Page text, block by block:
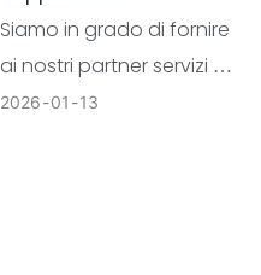
Personalizzazione Di
Formulazioni,
Ingredienti O
Imballaggi?
Siamo in grado di fornire
ai nostri partner servizi di
personalizzazione
2026 01 13